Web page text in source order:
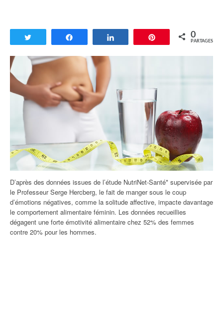
Enregistrer
0
PARTAGES
D’après des données issues de l’étude NutriNet-Santé* supervisée par
le Professeur Serge Hercberg, le fait de manger sous le coup
d’émotions négatives, comme la solitude affective, impacte davantage
le comportement alimentaire féminin. Les données recueillies
dégagent une forte émotivité alimentaire chez 52% des femmes
contre 20% pour les hommes.